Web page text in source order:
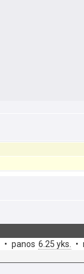
panos 6.25 yks.